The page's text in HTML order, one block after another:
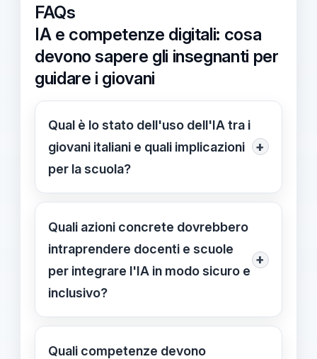
FAQs
IA e competenze digitali: cosa
devono sapere gli insegnanti per
guidare i giovani
Qual è lo stato dell'uso dell'IA tra i
giovani italiani e quali implicazioni
per la scuola?
+
Tra i 14-19 anni, 51,2% hanno già
usato IA Generativa; le ragazze
53,3% vs maschi 49,1%. Questo
segnala che l'IA è già presente tra gli
studenti e richiede alfabetizzazione
Quali azioni concrete dovrebbero
intraprendere docenti e scuole
per integrare l'IA in modo sicuro e
inclusivo?
+
Definire obiettivi chiari e misurabili per
l'uso dell'IA; l'IA deve supportare la
Quali competenze devono